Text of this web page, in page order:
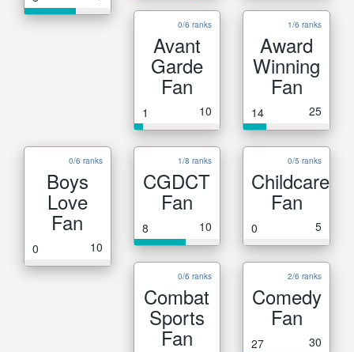
0/6 ranks
Avant
Garde
Fan
1 10
1/6 ranks
Award
Winning
Fan
14 25
0/6 ranks
Boys
Love
Fan
0 10
1/8 ranks
CGDCT
Fan
8 10
0/5 ranks
Childcare
Fan
0 5
0/6 ranks
Combat
Sports
Fan
2/6 ranks
Comedy
Fan
27 30